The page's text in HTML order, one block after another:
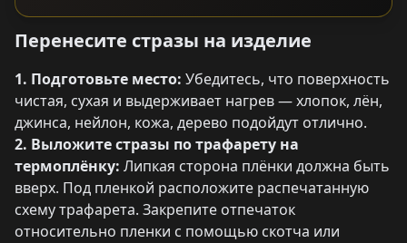
Перенесите стразы на изделие
1. Подготовьте место: Убедитесь, что поверхность
чистая, сухая и выдерживает нагрев — хлопок, лён,
джинса, нейлон, кожа, дерево подойдут отлично.
2. Выложите стразы по трафарету на
термоплёнку: Липкая сторона плёнки должна быть
вверх. Под пленкой расположите распечатанную
схему трафарета. Закрепите отпечаток
относительно пленки с помощью скотча или